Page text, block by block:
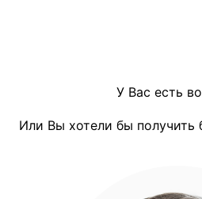
У Вас есть
Или Вы хотели бы